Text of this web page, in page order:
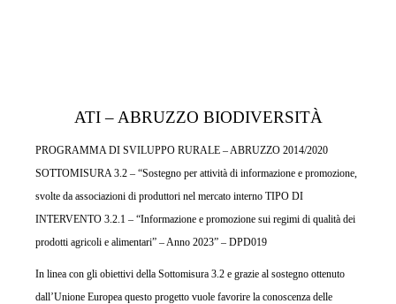
ATI – ABRUZZO BIODIVERSITÀ
PROGRAMMA DI SVILUPPO RURALE – ABRUZZO 2014/2020
SOTTOMISURA 3.2 – “Sostegno per attività di informazione e promozione,
svolte da associazioni di produttori nel mercato interno TIPO DI
INTERVENTO 3.2.1 – “Informazione e promozione sui regimi di qualità dei
prodotti agricoli e alimentari” – Anno 2023” – DPD019
In linea con gli obiettivi della Sottomisura 3.2 e grazie al sostegno ottenuto
dall’Unione Europea questo progetto vuole favorire la conoscenza delle